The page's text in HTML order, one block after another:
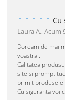
Cu
Laura A.,Acum
Doream de mai
voastra .
Calitatea
site si
primit produsele
Cu siguranta voi